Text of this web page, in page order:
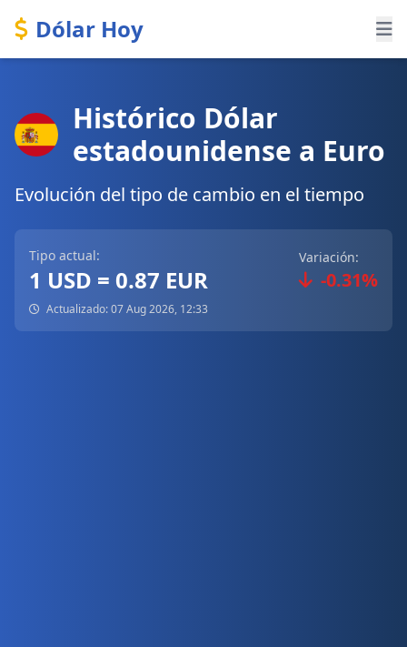
Dólar Hoy
Histórico Dólar
estadounidense a Euro
Evolución del tipo de cambio en el tiempo
Tipo actual:
1 USD = 0.87 EUR
Variación:
-0.31%
Actualizado: 07 Aug 2026, 12:33